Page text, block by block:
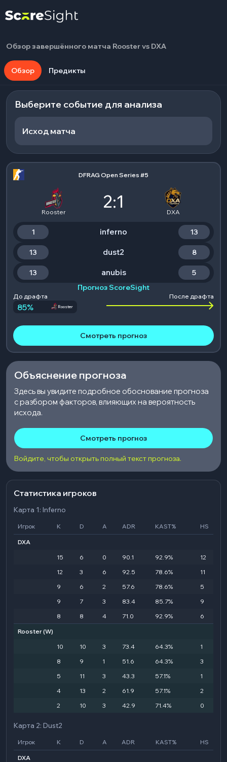
Обзор завершённого матча Rooster vs DXA
Обзор Предикты
Выберите событие для анализа
Исход матча
DFRAG Open Series #5
Rooster
2:1
DXA
1 inferno 13
13 dust2 8
13 anubis
5
Прогноз ScoreSight
До драфта После драфта
85% Rooster
Смотреть прогноз
Объяснение прогноза
Здесь вы увидите подробное обоснование прогноза
с разбором факторов, влияющих на вероятность
исхода.
Смотреть прогноз
Войдите, чтобы открыть полный текст прогноза.
Статистика игроков
Карта 1: Inferno
Игрок K D A ADR KAST% HS
DXA
15
6 0 90.1 92.9% 12
12
3 6 92.5 78.6% 11
9
6 2 57.6 78.6% 5
9
7 3 83.4 85.7% 9
8
8 4 71.0 92.9% 6
Rooster(W)
10
10 3 73.4 64.3% 1
8
9 1 51.6 64.3% 3
5
11 3 43.3 57.1% 1
4
13 2 61.9 57.1% 2
2
10 3 42.9 71.4% 0
Карта 2: Dust2
Игрок K D A ADR KAST% HS
DXA